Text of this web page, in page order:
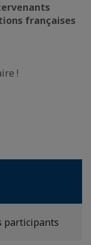
françaises
!
participants